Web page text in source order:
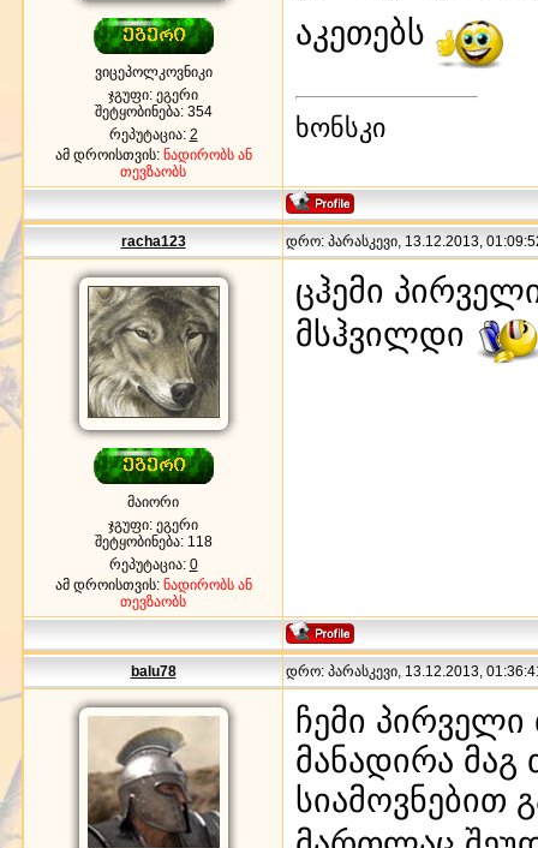
ვიცეპოლკოვნიკი
ჯგუფი: ეგერი
შეტყობინება: 354
რეპუტაცია: 2
ამ დროისთვის: ნადირობს ან
თევზაობს
აკეთებს
ხონსკი
racha123 დრო: პარასკევი, 13.12.2013,
მაიორი
ჯგუფი: ეგერი
შეტყობინება: 118
რეპუტაცია: 0
ამ დროისთვის: ნადირობს ან
თევზაობს
ცჰემი
მსჰვილდი
balu78 დრო: პარასკევი, 13.12.2013,
ჩემი
მანადირა
სიამოვნებით